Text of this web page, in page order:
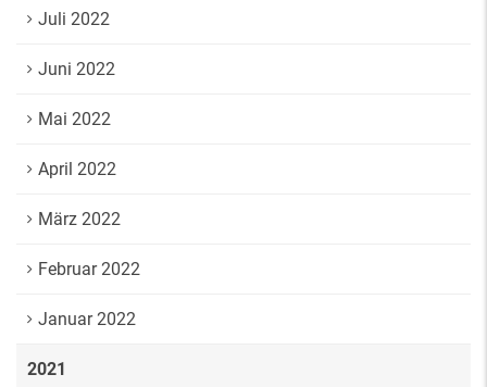
Juli 2022
Juni 2022
Mai 2022
April 2022
März 2022
Februar 2022
Januar 2022
2021